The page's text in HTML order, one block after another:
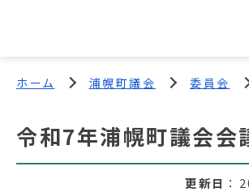
ホーム 浦幌町議会 委員会
令和7年浦幌町議会会
更新日